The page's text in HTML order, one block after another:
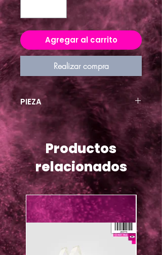
Agregar al carrito
Realizar compra
PIEZA
Productos
relacionados